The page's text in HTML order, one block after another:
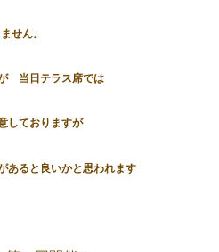
ん。
テラス席では
りますが
あると良いかと思われます